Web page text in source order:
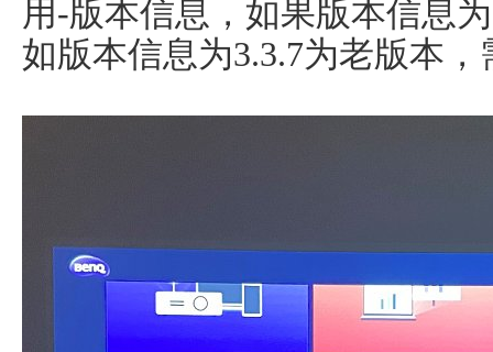
用-版本信息，如果版本信息
如版本信息为3.3.7为老版本